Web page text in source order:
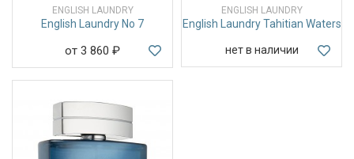
ENGLISH LAUNDRY
English Laundry No 7
от 3 860 ₽
ENGLISH LAUNDRY
English Laundry Tahitian Waters
нет в наличии